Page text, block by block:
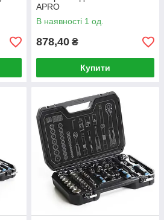
APRO
В наявності 1 од.
878,40 ₴
Купити